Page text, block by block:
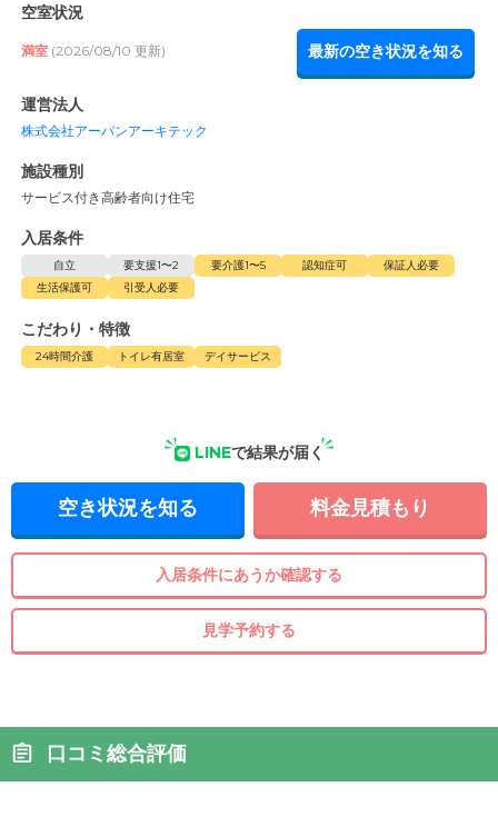
空室状況
満室 (2026/08/10 更新) 最新の空き状況を知る
運営法人
株式会社アーバンアーキテック
施設種別
サービス付き高齢者向け住宅
入居条件
自立 要支援1〜2 要介護1〜5 認知症可
保証人必要
生活保護可
引受人必要
こだわり・特徴
24時間介護 トイレ有居室 デイサービス
LINEで結果が届く
空き状況を知る 料金見積もり
入居条件にあうか確認する
見学予約する
口コミ総合評価